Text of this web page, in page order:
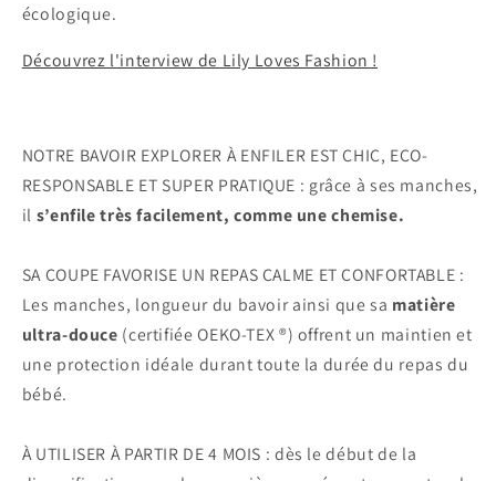
écologique.
Découvrez l'interview de Lily Loves Fashion !
NOTRE BAVOIR EXPLORER À ENFILER EST CHIC, ECO-
RESPONSABLE ET SUPER PRATIQUE : grâce à ses manches,
il s’enfile très facilement, comme une chemise.
SA COUPE FAVORISE UN REPAS CALME ET CONFORTABLE :
Les manches, longueur du bavoir ainsi que sa matière
ultra-douce (certifiée OEKO-TEX ®) offrent un maintien et
une protection idéale durant toute la durée du repas du
bébé.
À UTILISER À PARTIR DE 4 MOIS : dès le début de la